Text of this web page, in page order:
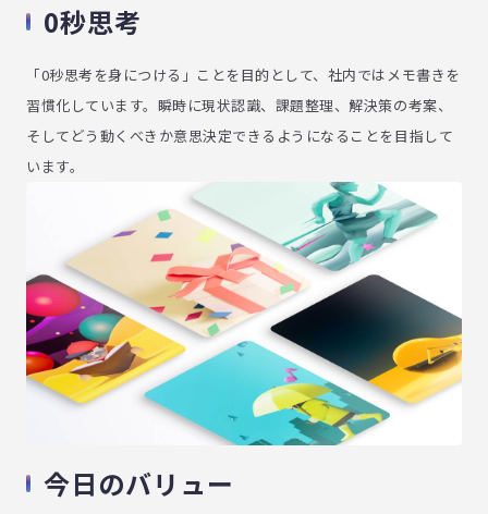
0秒思考
「0秒思考を身につける」ことを目的として、社内ではメモ書きを
習慣化しています。瞬時に現状認識、課題整理、解決策の考案、
そしてどう動くべきか意思決定できるようになることを目指して
います。
今日のバリュー